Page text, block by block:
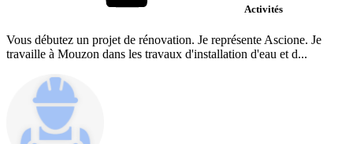
Activités
Vous débutez un projet de rénovation. Je représente Ascione. Je
travaille à Mouzon dans les travaux d'installation d'eau et d...